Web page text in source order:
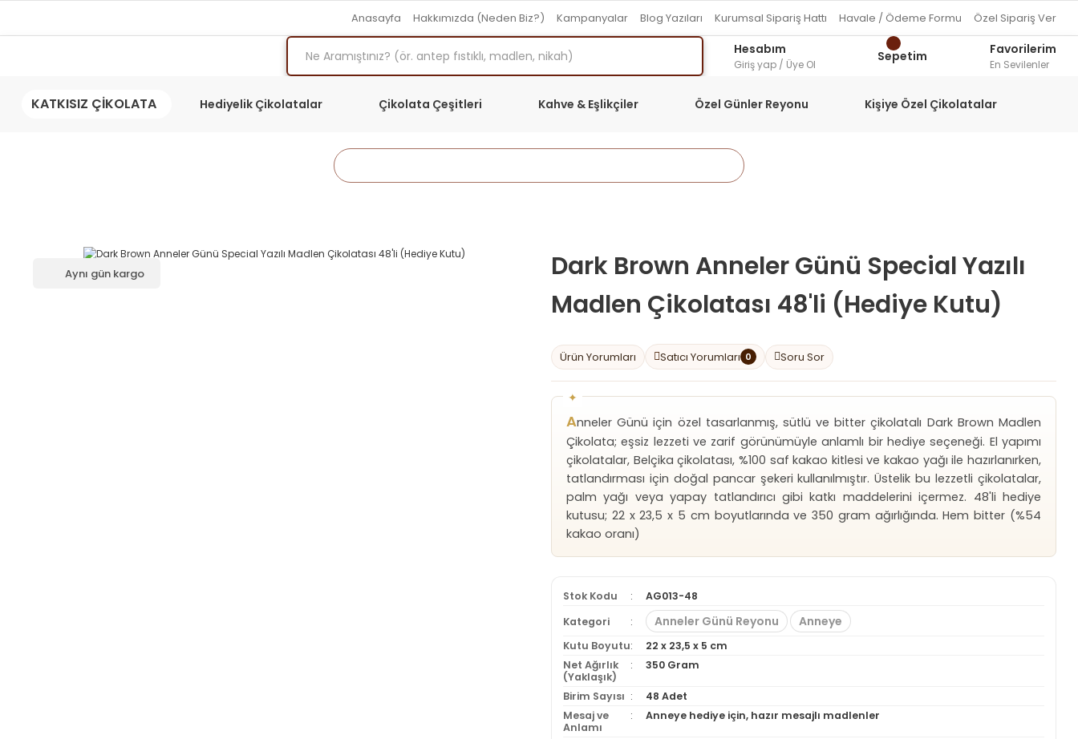
Anasayfa Hakkımızda (Neden Biz?) Kampanyalar Blog Yazıları Kurumsal Sipariş Hattı Havale / Ödeme Formu Özel Sipariş Ver
Hesabım
Giriş yap / Üye Ol
Sepetim Favorilerim
En Sevilenler
KATKISIZ ÇİKOLATA Hediyelik Çikolatalar Çikolata Çeşitleri Kahve & Eşlikçiler Özel Günler Reyonu Kişiye Özel Çikolatalar
Aynı gün kargo
Dark Brown Anneler Günü Special Yazılı
Madlen Çikolatası 48'li (Hediye Kutu)
Ürün Yorumları Satıcı Yorumları 0 Soru Sor
Anneler Günü için özel tasarlanmış, sütlü ve bitter çikolatalı Dark Brown Madlen
Çikolata; eşsiz lezzeti ve zarif görünümüyle anlamlı bir hediye seçeneği. El yapımı
çikolatalar, Belçika çikolatası, %100 saf kakao kitlesi ve kakao yağı ile hazırlanırken,
tatlandırması için doğal pancar şekeri kullanılmıştır. Üstelik bu lezzetli çikolatalar,
palm yağı veya yapay tatlandırıcı gibi katkı maddelerini içermez. 48'li hediye
kutusu; 22 x 23,5 x 5 cm boyutlarında ve 350 gram ağırlığında. Hem bitter (%54
kakao oranı)
Stok Kodu
AG013-48
Kategori
Anneler Günü Reyonu Anneye
Kutu Boyutu
22 x 23,5 x 5 cm
Net Ağırlık
(Yaklaşık)
350 Gram
Birim Sayısı
48 Adet
Mesaj ve
Anlamı
Anneye hediye için, hazır mesajlı madlenler